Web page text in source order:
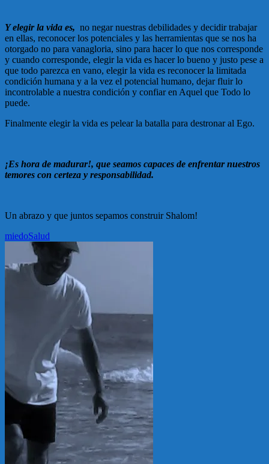
Y elegir la vida es, no negar nuestras debilidades y decidir trabajar
en ellas, reconocer los potenciales y las herramientas que se nos ha
otorgado no para vanagloria, sino para hacer lo que nos corresponde
y cuando corresponde, elegir la vida es hacer lo bueno y justo pese a
que todo parezca en vano, elegir la vida es reconocer la limitada
condición humana y a la vez el potencial humano, dejar fluir lo
incontrolable a nuestra condición y confiar en Aquel que Todo lo
puede.
Finalmente elegir la vida es pelear la batalla para destronar al Ego.
¡Es hora de madurar!, que seamos capaces de enfrentar nuestros
temores con certeza y responsabilidad.
Un abrazo y que juntos sepamos construir Shalom!
miedoSalud